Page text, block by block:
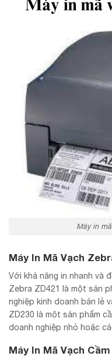
Máy in
Máy In Mã Vạch
Với khả năng in nhanh và
Zebra ZD421 là một sản
nghiệp kinh doanh bán lẻ
ZD230 là một sản phẩm
doanh nghiệp nhỏ hoặc
Máy In Mã Vạch